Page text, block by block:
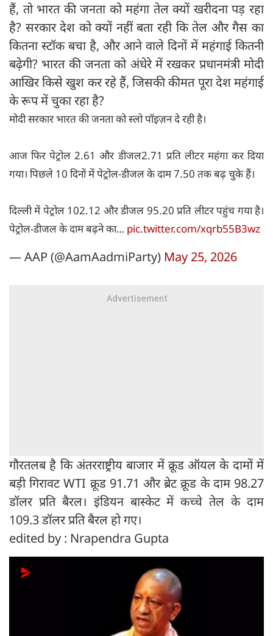
हैं, तो भारत की जनता को महंगा तेल क्यों खरीदना पड़ रहा
है? सरकार देश को क्यों नहीं बता रही कि तेल और गैस का
कितना स्टॉक बचा है, और आने वाले दिनों में महंगाई कितनी
बढ़ेगी? भारत की जनता को अंधेरे में रखकर प्रधानमंत्री मोदी
आखिर किसे खुश कर रहे हैं, जिसकी कीमत पूरा देश महंगाई
के रूप में चुका रहा है?
मोदी सरकार भारत की जनता को स्लो पॉइज़न दे रही है।
आज फिर पेट्रोल 2.61 और डीजल2.71 प्रति लीटर महंगा कर दिया
गया। पिछले 10 दिनों में पेट्रोल-डीजल के दाम 7.50 तक बढ़ चुके हैं।
दिल्ली में पेट्रोल 102.12 और डीजल 95.20 प्रति लीटर पहुंच गया है।
पेट्रोल-डीजल के दाम बढ़ने का… pic.twitter.com/xqrb55B3wz
— AAP (@AamAadmiParty) May 25, 2026
गौरतलब है कि अंतरराष्ट्रीय बाजार में क्रूड ऑयल के दामों में
बड़ी गिरावट WTI क्रूड 91.71 और ब्रेट क्रूड के दाम 98.27
डॉलर प्रति बैरल। इंडियन बास्केट में कच्चे तेल के दाम
109.3 डॉलर प्रति बैरल हो गए।
edited by : Nrapendra Gupta